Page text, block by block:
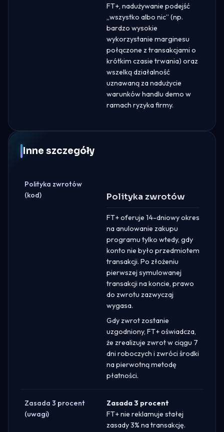
FT+, nadużywanie podejść
„wszystko albo nic” (np.
bardzo wysokie
wykorzystanie marginesu
połączone z transakcjami o
krótkim czasie trwania) oraz
wszelką działalność
uznawaną za nadużycie
warunków handlu demo w
ramach ryzyka firmy.
Inne szczegóły
Polityka zwrotów
(kod)
Polityka zwrotów
FT+ oferuje 14-dniowy okres
na anulowanie zakupu
programu tylko wtedy, gdy
konto nie było przedmiotem
transakcji. Po złożeniu
pierwszej symulowanej
transakcji na koncie, prawo
do zwrotu zazwyczaj
wygasa.
Gdy zwrot zostanie
uzgodniony, FT+ oświadcza,
że zrealizuje zwrot w ciągu 7
dni roboczych i zwróci środki
na pierwotną metodę
płatności.
Zasada 3 procent
(uwagi)
Zasada 3 procent
FT+ nie reklamuje stałej
zasady 3% na transakcję.